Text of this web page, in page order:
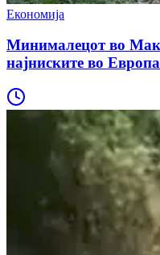
Економија
Минималецот во
најниските во